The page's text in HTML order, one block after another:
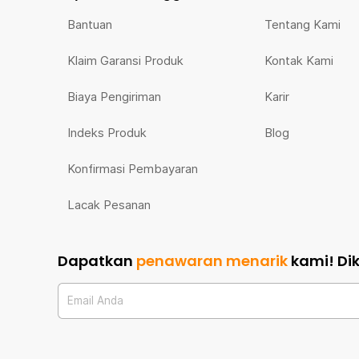
Bantuan
Klaim Garansi Produk
Biaya Pengiriman
Indeks Produk
Konfirmasi Pembayaran
Lacak Pesanan
Tentang Kami
Kontak Kami
Karir
Blog
Dapatkan penawaran menarik kami!
Email Anda